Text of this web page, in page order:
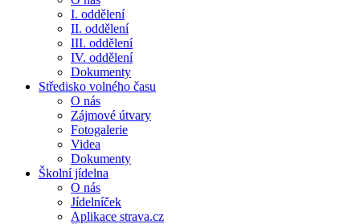
I. oddělení
II. oddělení
III. oddělení
IV. oddělení
Dokumenty
Středisko volného času
O nás
Zájmové útvary
Fotogalerie
Videa
Dokumenty
Školní jídelna
O nás
Jídelníček
Aplikace strava.cz